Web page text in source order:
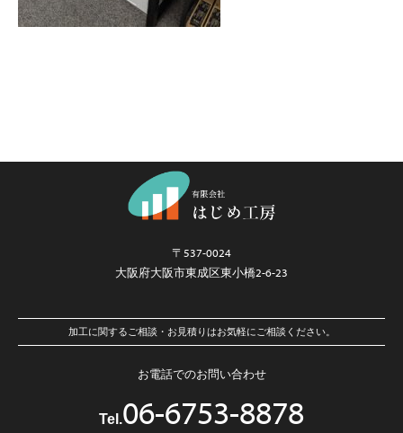
〒537-0024
大阪府大阪市東成区東小橋2-6-23
加工に関するご相談・お見積りはお気軽にご相談ください。
お電話でのお問い合わせ
Tel.06-6753-8878